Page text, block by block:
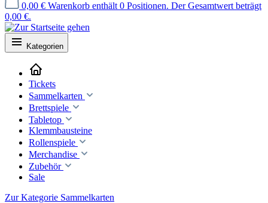
0,00 € Warenkorb enthält 0 Positionen. Der Gesamtwert beträgt
0,00 €.
Kategorien
Tickets
Sammelkarten
Brettspiele
Tabletop
Klemmbausteine
Rollenspiele
Merchandise
Zubehör
Sale
Zur Kategorie Sammelkarten